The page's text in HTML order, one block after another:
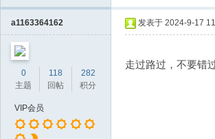
a1163364162
0
主题
118
回帖
282
积分
VIP会员
发表于 2024-9-17
走过路过，不要错